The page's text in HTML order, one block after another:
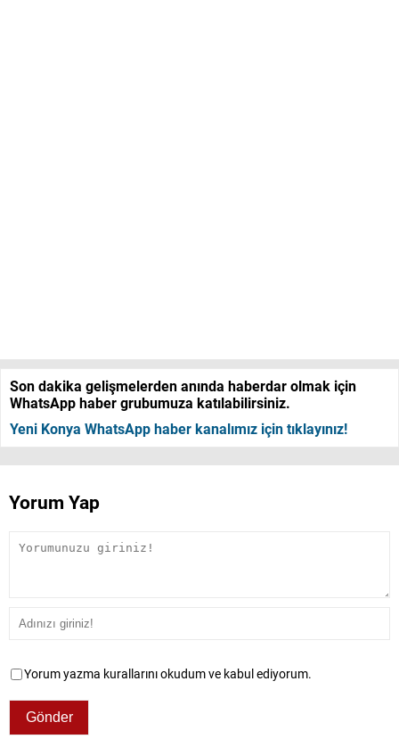
Son dakika gelişmelerden anında haberdar olmak için
WhatsApp haber grubumuza katılabilirsiniz.
Yeni Konya WhatsApp haber kanalımız için tıklayınız!
Yorum Yap
Yorum yazma kurallarını okudum ve kabul ediyorum.